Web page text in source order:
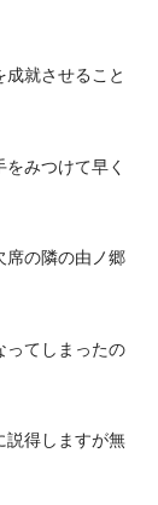
就させること
みつけて早く
席の隣の由ノ郷
ってしまったの
説得しますが無